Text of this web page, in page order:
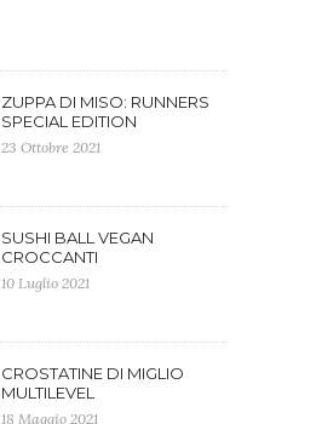
ZUPPA DI MISO: RUNNERS
SPECIAL EDITION
23 Ottobre 2021
SUSHI BALL VEGAN
CROCCANTI
10 Luglio 2021
CROSTATINE DI MIGLIO
MULTILEVEL
18 Maggio 2021